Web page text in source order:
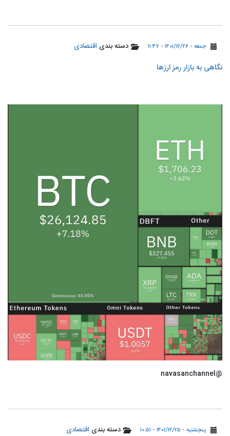
جمعه - ۱۴۰۱/۱۲/۲۶ - ۱۱:۴۷ دسته بندی اقتصادی
نگاهی به بازار رمز ارزها
@navasanchannel
پنجشنبه - ۱۴۰۱/۱۲/۲۵ - ۱۰:۵۱ دسته بندی اقتصادی